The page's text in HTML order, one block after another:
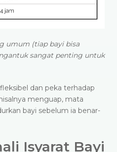
umum (tiap bayi bisa
sangat penting untuk
dan peka terhadap
menguap, mata
bayi sebelum ia benar-
Isyarat Bayi